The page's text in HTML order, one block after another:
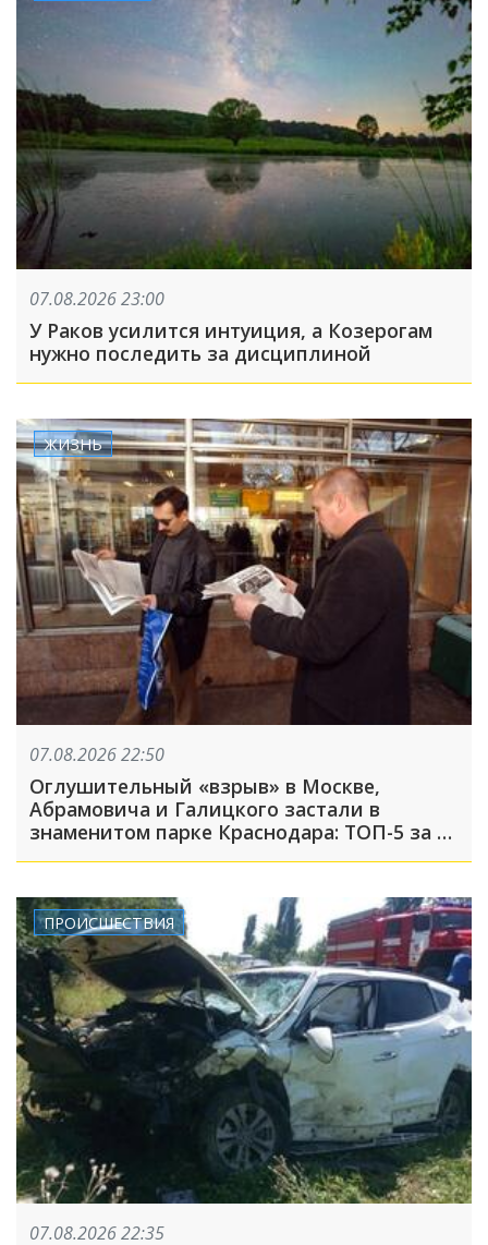
07.08.2026 23:00
У Раков усилится интуиция, а Козерогам
нужно последить за дисциплиной
ЖИЗНЬ
07.08.2026 22:50
Оглушительный «взрыв» в Москве,
Абрамовича и Галицкого застали в
знаменитом парке Краснодара: ТОП-5 за 7
ПРОИСШЕСТВИЯ
07.08.2026 22:35